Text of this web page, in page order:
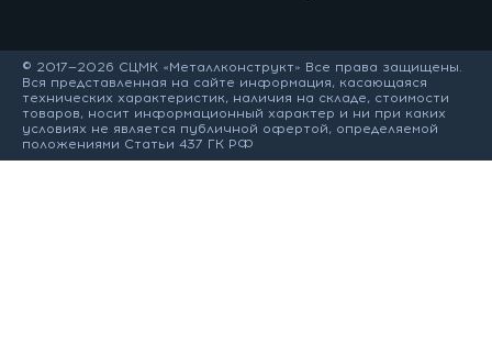
© 2017—2026 СЦМК «Металлконструкт» Все права защищены.
Вся представленная на сайте информация, касающаяся
технических характеристик, наличия на складе, стоимости
товаров, носит информационный характер и ни при каких
условиях не является публичной офертой, определяемой
положениями Статьи 437 ГК РФ